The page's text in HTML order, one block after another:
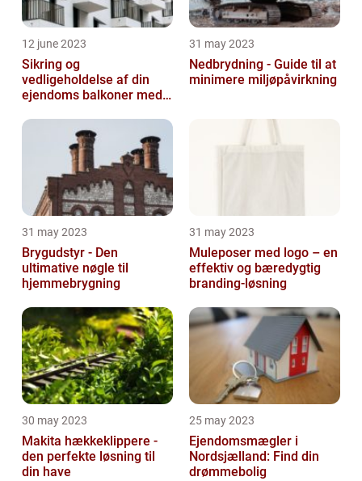
12 june 2023
Sikring og
vedligeholdelse af din
ejendoms balkoner med
31 may 2023
Nedbrydning - Guide til at
minimere miljøpåvirkning
31 may 2023
Brygudstyr - Den
ultimative nøgle til
hjemmebrygning
31 may 2023
Muleposer med logo – en
effektiv og bæredygtig
branding-løsning
30 may 2023
Makita hækkeklippere -
den perfekte løsning til
din have
25 may 2023
Ejendomsmægler i
Nordsjælland: Find din
drømmebolig